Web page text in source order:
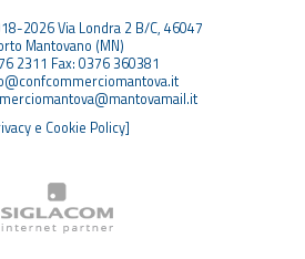
2026 Via Londra 2 B/C, 46047
Mantovano (MN)
2311 Fax: 0376 360381
e Cookie Policy]